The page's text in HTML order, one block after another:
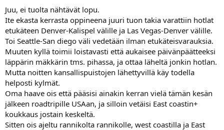
Black Canyoninkin jouduimme ohittamaan, kun iltapäivän
Telluriden Bridal Veil Fallsille patikointi ei mennyt ihan ohjeajassa
korkeaan ilmanalaan tottumattomilta.
Sturgis ei ole näillä näkymin suunnitelmissa, reissumme itäisin
kohde on todennäköisesti Yellowstonessa.
Paljon siis on jäänyt ja jääkin nähtävää tuolle mantereelle
Juu, ei tuolta nähtävät lopu.
Ite ekasta kerrasta oppineena juuri tuon takia varattiin hotlat
etukäteen Denver-Kalispel välille ja Las Vegas-Denver välille.
Toi Seattle-San diego väli vedetään ilman etukäteisvarauksia.
Muuten kyllä toimii loistavasti että aukaisee päivänpäätteeksi
läppärin mäkkärin tms. pihassa, ja ottaa läheltä jonkin hotlan.
Mutta noitten kansallispuistojen lähettyvillä käy todella
helposti kylmät.
Oma haave ois että pääsisi ainakin kerran vielä tämän kesän
jälkeen roadtripille USAan, ja silloin vetäisi East coastin+
koukkaus jostain keskeltä.
Sitten ois ajeltu rannikolta rannikolle, west coastilla ja East